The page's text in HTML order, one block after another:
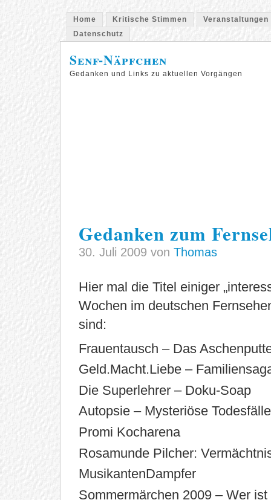
Home Kritische Stimmen
Veranstaltungen
Datenschutz
Senf-Näpfchen
Gedanken und Links zu aktuellen Vorgängen
Gedanken zum
30. Juli 2009 von Thomas
Hier mal die Titel einiger
Wochen im deutschen
sind:
Frauentausch – Das
Geld.Macht.Liebe –
Die Superlehrer – Doku-Soap
Autopsie – Mysteriöse Todesfälle
Promi Kocharena
Rosamunde Pilcher:
MusikantenDampfer
Sommermärchen 2009 – Wer